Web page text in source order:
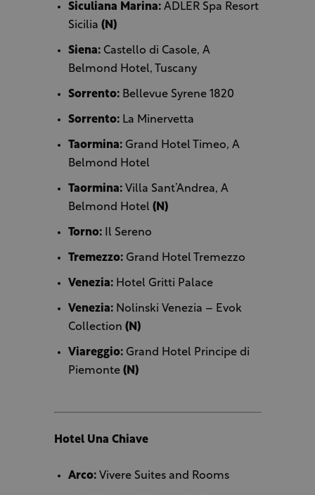
Siculiana Marina:ADLER Spa Resort
Sicilia (N)
Siena:Castello di Casole, A
Belmond Hotel, Tuscany
Sorrento:Bellevue Syrene 1820
Sorrento:La Minervetta
Taormina:Grand Hotel Timeo, A
Belmond Hotel
Taormina:Villa Sant’Andrea, A
Belmond Hotel (N)
Torno:Il Sereno
Tremezzo:Grand Hotel Tremezzo
Venezia:Hotel Gritti Palace
Venezia:Nolinski Venezia – Evok
Collection (N)
Viareggio:Grand Hotel Principe di
Piemonte (N)
Hotel Una Chiave
Arco:Vivere Suites and Rooms